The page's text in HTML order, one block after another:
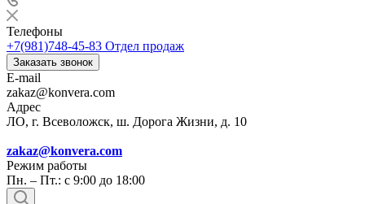
Телефоны
+7(981)748-45-83 Отдел продаж
Заказать звонок
E-mail
zakaz@konvera.com
Адрес
ЛО, г. Всеволожск, ш. Дорога Жизни, д. 10
zakaz@konvera.com
Режим работы
Пн. – Пт.: с 9:00 до 18:00